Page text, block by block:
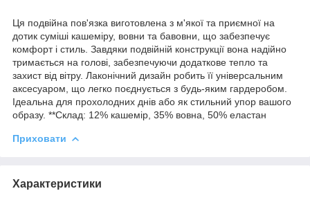
Ця подвійна пов'язка виготовлена з м'якої та приємної на
дотик суміші кашеміру, вовни та бавовни, що забезпечує
комфорт і стиль. Завдяки подвійній конструкції вона надійно
тримається на голові, забезпечуючи додаткове тепло та
захист від вітру. Лаконічний дизайн робить її універсальним
аксесуаром, що легко поєднується з будь-яким гардеробом.
Ідеальна для прохолодних днів або як стильний упор вашого
образу. **Склад: 12% кашемір, 35% вовна, 50% еластан
Приховати
Характеристики